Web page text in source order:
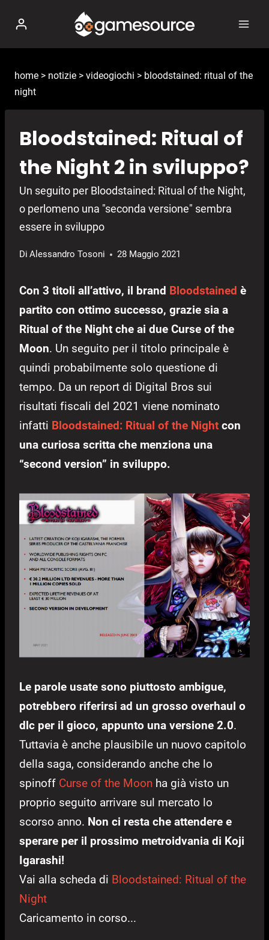
contenuto
home > notizie > videogiochi > bloodstained: ritual of the
night
Bloodstained: Ritual of
the Night 2 in sviluppo?
Un seguito per Bloodstained: Ritual of the Night,
o perlomeno una "seconda versione" sembra
essere in sviluppo
Di Alessandro Tosoni 28 Maggio 2021
Con 3 titoli all’attivo, il brand Bloodstained è
partito con ottimo successo, grazie sia a
Ritual of the Night che ai due Curse of the
Moon. Un seguito per il titolo principale è
quindi probabilmente solo questione di
tempo. Da un report di Digital Bros sui
risultati fiscali del 2021 viene nominato
infatti Bloodstained: Ritual of the Night con
una curiosa scritta che menziona una
“second version” in sviluppo.
Le parole usate sono piuttosto ambigue,
potrebbero riferirsi ad un grosso overhaul o
dlc per il gioco, appunto una versione 2.0.
Tuttavia è anche plausibile un nuovo capitolo
della saga, considerando anche che lo
spinoff Curse of the Moon ha già visto un
proprio seguito arrivare sul mercato lo
scorso anno. Non ci resta che attendere e
sperare per il prossimo metroidvania di Koji
Igarashi!
Vai alla scheda di Bloodstained: Ritual of the
Night
Caricamento in corso...